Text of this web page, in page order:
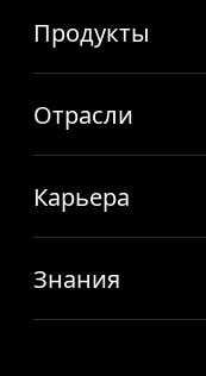
Продукты
Отрасли
Карьера
Знания